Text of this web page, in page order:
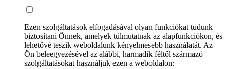
Ezen szolgáltatások elfogadásával olyan funkciókat tudunk
biztosítani Önnek, amelyek túlmutatnak az alapfunkciókon, és
lehetővé teszik weboldalunk kényelmesebb használatát. Az
Ön beleegyezésével az alábbi, harmadik féltől származó
szolgáltatásokat használjuk ezen a weboldalon: